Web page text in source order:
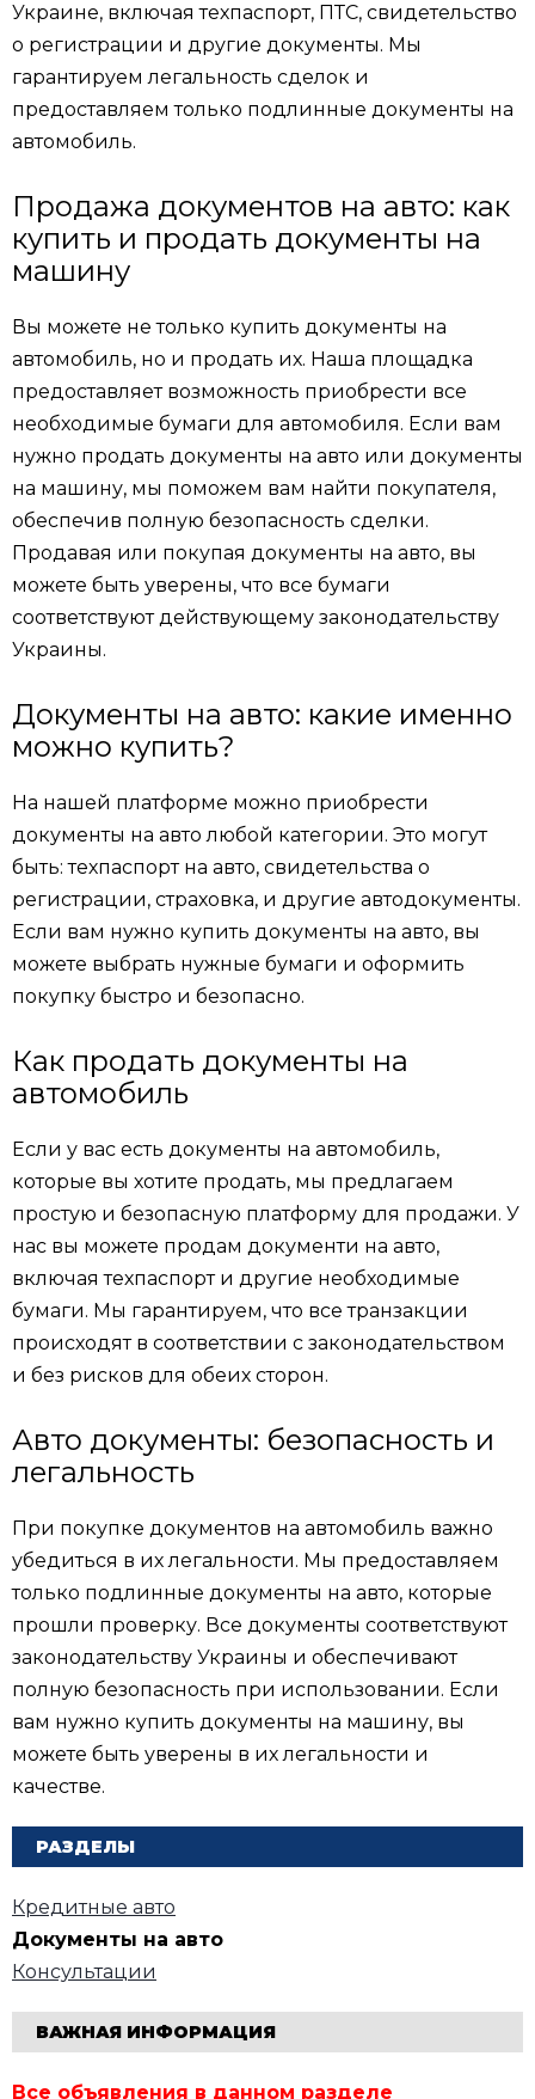
Украине, включая техпаспорт, ПТС, свидетельство
о регистрации и другие документы. Мы
гарантируем легальность сделок и
предоставляем только подлинные документы на
автомобиль.
Продажа документов на авто: как
купить и продать документы на
машину
Вы можете не только купить документы на
автомобиль, но и продать их. Наша площадка
предоставляет возможность приобрести все
необходимые бумаги для автомобиля. Если вам
нужно продать документы на авто или документы
на машину, мы поможем вам найти покупателя,
обеспечив полную безопасность сделки.
Продавая или покупая документы на авто, вы
можете быть уверены, что все бумаги
соответствуют действующему законодательству
Украины.
Документы на авто: какие именно
можно купить?
На нашей платформе можно приобрести
документы на авто любой категории. Это могут
быть: техпаспорт на авто, свидетельства о
регистрации, страховка, и другие автодокументы.
Если вам нужно купить документы на авто, вы
можете выбрать нужные бумаги и оформить
покупку быстро и безопасно.
Как продать документы на
автомобиль
Если у вас есть документы на автомобиль,
которые вы хотите продать, мы предлагаем
простую и безопасную платформу для продажи. У
нас вы можете продам документи на авто,
включая техпаспорт и другие необходимые
бумаги. Мы гарантируем, что все транзакции
происходят в соответствии с законодательством
и без рисков для обеих сторон.
Авто документы: безопасность и
легальность
При покупке документов на автомобиль важно
убедиться в их легальности. Мы предоставляем
только подлинные документы на авто, которые
прошли проверку. Все документы соответствуют
законодательству Украины и обеспечивают
полную безопасность при использовании. Если
вам нужно купить документы на машину, вы
можете быть уверены в их легальности и
качестве.
РАЗДЕЛЫ
Кредитные авто
Документы на авто
Консультации
ВАЖНАЯ ИНФОРМАЦИЯ
Все объявления в данном разделе